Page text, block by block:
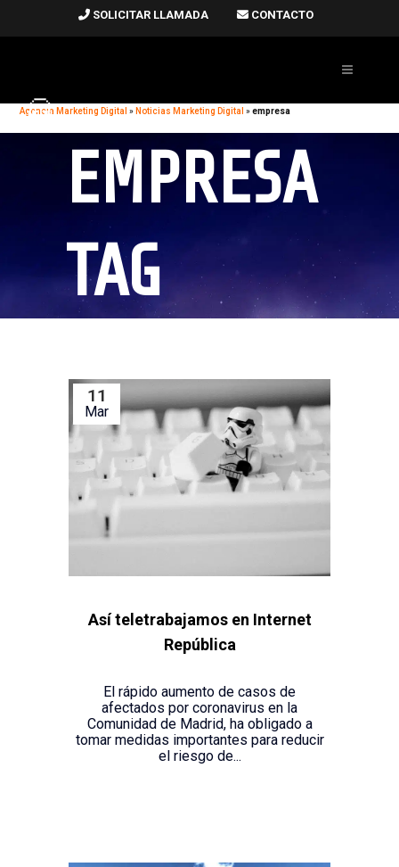
SOLICITAR LLAMADA CONTACTO
Agencia Marketing Digital » Noticias Marketing Digital »empresa
EMPRESA
TAG
11
Mar
Así teletrabajamos en Internet
República
El rápido aumento de casos de
afectados por coronavirus en la
Comunidad de Madrid, ha obligado a
tomar medidas importantes para reducir
el riesgo de...